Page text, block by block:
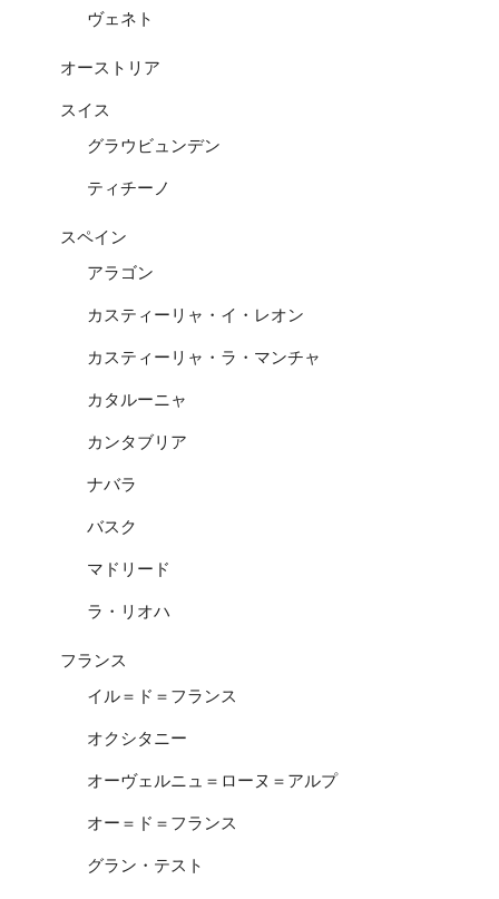
ヴェネト
オーストリア
スイス
グラウビュンデン
ティチーノ
スペイン
アラゴン
カスティーリャ・イ・レオン
カスティーリャ・ラ・マンチャ
カタルーニャ
カンタブリア
ナバラ
バスク
マドリード
ラ・リオハ
フランス
イル＝ド＝フランス
オクシタニー
オーヴェルニュ＝ローヌ＝アルプ
オー＝ド＝フランス
グラン・テスト